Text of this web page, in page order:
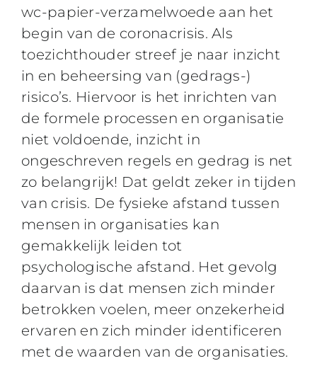
wc-papier-verzamelwoede aan het
begin van de coronacrisis. Als
toezichthouder streef je naar inzicht
in en beheersing van (gedrags-)
risico’s. Hiervoor is het inrichten van
de formele processen en organisatie
niet voldoende, inzicht in
ongeschreven regels en gedrag is net
zo belangrijk! Dat geldt zeker in tijden
van crisis. De fysieke afstand tussen
mensen in organisaties kan
gemakkelijk leiden tot
psychologische afstand. Het gevolg
daarvan is dat mensen zich minder
betrokken voelen, meer onzekerheid
ervaren en zich minder identificeren
met de waarden van de organisaties.